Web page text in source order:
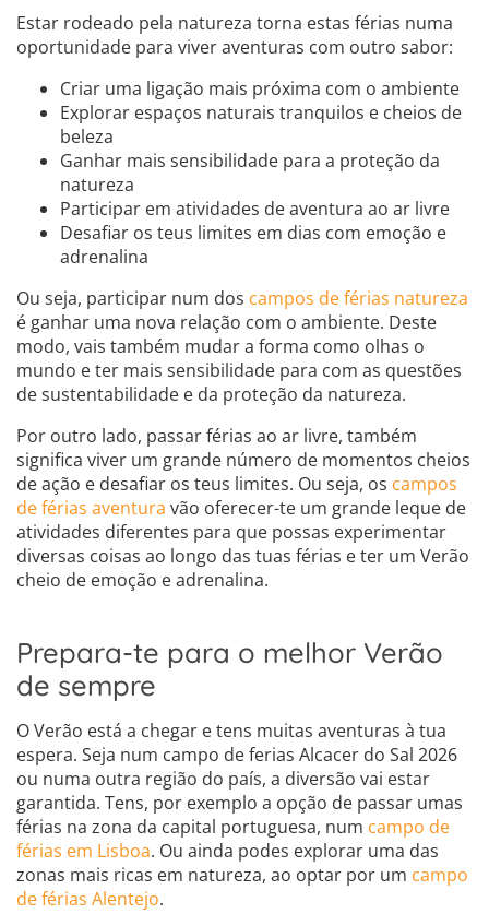
Estar rodeado pela natureza torna estas férias numa
oportunidade para viver aventuras com outro sabor:
Criar uma ligação mais próxima com o ambiente
Explorar espaços naturais tranquilos e cheios de
beleza
Ganhar mais sensibilidade para a proteção da
natureza
Participar em atividades de aventura ao ar livre
Desafiar os teus limites em dias com emoção e
adrenalina
Ou seja, participar num dos campos de férias natureza
é ganhar uma nova relação com o ambiente. Deste
modo, vais também mudar a forma como olhas o
mundo e ter mais sensibilidade para com as questões
de sustentabilidade e da proteção da natureza.
Por outro lado, passar férias ao ar livre, também
significa viver um grande número de momentos cheios
de ação e desafiar os teus limites. Ou seja, os campos
de férias aventura vão oferecer-te um grande leque de
atividades diferentes para que possas experimentar
diversas coisas ao longo das tuas férias e ter um Verão
cheio de emoção e adrenalina.
Prepara-te para o melhor Verão
de sempre
O Verão está a chegar e tens muitas aventuras à tua
espera. Seja num campo de ferias Alcacer do Sal 2026
ou numa outra região do país, a diversão vai estar
garantida. Tens, por exemplo a opção de passar umas
férias na zona da capital portuguesa, num campo de
férias em Lisboa. Ou ainda podes explorar uma das
zonas mais ricas em natureza, ao optar por um campo
de férias Alentejo.